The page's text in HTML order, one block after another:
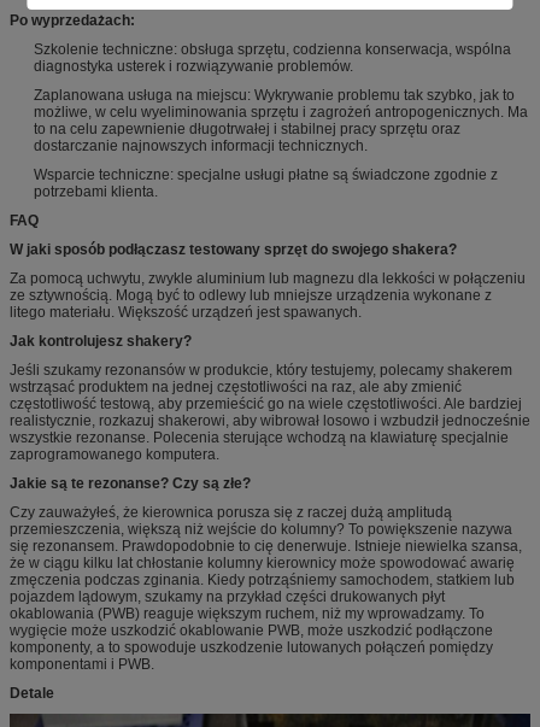
Po wyprzedażach:
Szkolenie techniczne: obsługa sprzętu, codzienna konserwacja, wspólna
diagnostyka usterek i rozwiązywanie problemów.
Zaplanowana usługa na miejscu: Wykrywanie problemu tak szybko, jak to
możliwe, w celu wyeliminowania sprzętu i zagrożeń antropogenicznych. Ma
to na celu zapewnienie długotrwałej i stabilnej pracy sprzętu oraz
dostarczanie najnowszych informacji technicznych.
Wsparcie techniczne: specjalne usługi płatne są świadczone zgodnie z
potrzebami klienta.
FAQ
W jaki sposób podłączasz testowany sprzęt do swojego shakera?
Za pomocą uchwytu, zwykle aluminium lub magnezu dla lekkości w połączeniu
ze sztywnością. Mogą być to odlewy lub mniejsze urządzenia wykonane z
litego materiału. Większość urządzeń jest spawanych.
Jak kontrolujesz shakery?
Jeśli szukamy rezonansów w produkcie, który testujemy, polecamy shakerem
wstrząsać produktem na jednej częstotliwości na raz, ale aby zmienić
częstotliwość testową, aby przemieścić go na wiele częstotliwości. Ale bardziej
realistycznie, rozkazuj shakerowi, aby wibrował losowo i wzbudził jednocześnie
wszystkie rezonanse. Polecenia sterujące wchodzą na klawiaturę specjalnie
zaprogramowanego komputera.
Jakie są te rezonanse? Czy są złe?
Czy zauważyłeś, że kierownica porusza się z raczej dużą amplitudą
przemieszczenia, większą niż wejście do kolumny? To powiększenie nazywa
się rezonansem. Prawdopodobnie to cię denerwuje. Istnieje niewielka szansa,
że ​​w ciągu kilku lat chłostanie kolumny kierownicy może spowodować awarię
zmęczenia podczas zginania. Kiedy potrząśniemy samochodem, statkiem lub
pojazdem lądowym, szukamy na przykład części drukowanych płyt
okablowania (PWB) reaguje większym ruchem, niż my wprowadzamy. To
wygięcie może uszkodzić okablowanie PWB, może uszkodzić podłączone
komponenty, a to spowoduje uszkodzenie lutowanych połączeń pomiędzy
komponentami i PWB.
Detale